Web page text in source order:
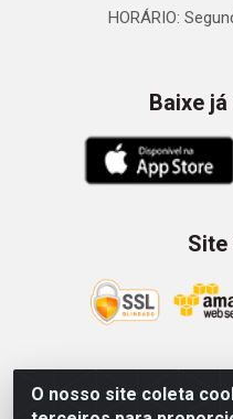
O nosso site coleta
HORÁRIO:
Baixe
Site
Zein Importação e Comércio